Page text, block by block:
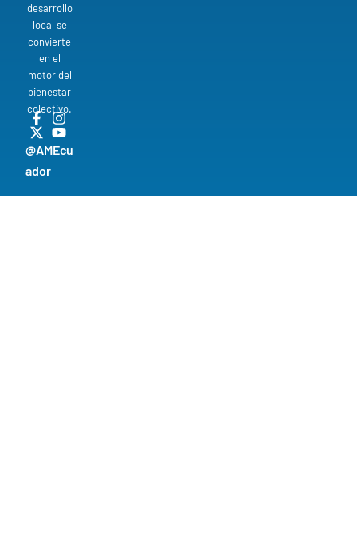
desarrollo
local se
convierte
en el
motor del
bienestar
colectivo.
@AMEcu
ador